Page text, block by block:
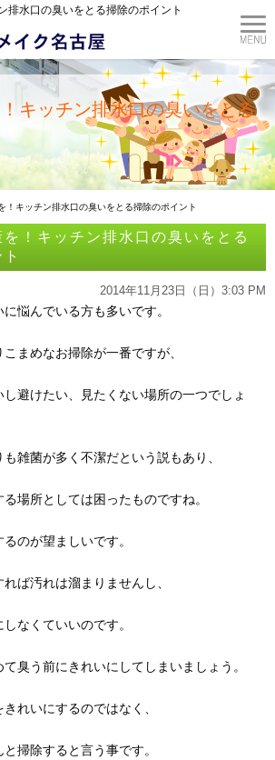
排水口の臭いをとる掃除のポイント
キッチン排水口の臭いをとる
！キッチン排水口の臭いをとる掃除のポイント
！キッチン排水口の臭いをとる
2014年11月23日（日）3:03 PM
悩んでいる方も多いです。
まめなお掃除が一番ですが、
避けたい、見たくない場所の一つでしょ
雑菌が多く不潔だという説もあり、
場所としては困ったものですね。
のが望ましいです。
ば汚れは溜まりませんし、
なくていいのです。
臭う前にきれいにしてしまいましょう。
れいにするのではなく、
掃除すると言う事です。